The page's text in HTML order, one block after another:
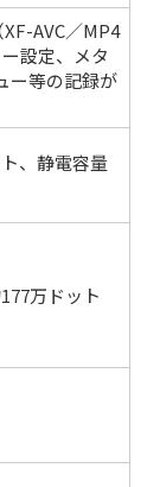
AVC／MP4
設定、メタ
ー等の記録が
、静電容量
万ドット